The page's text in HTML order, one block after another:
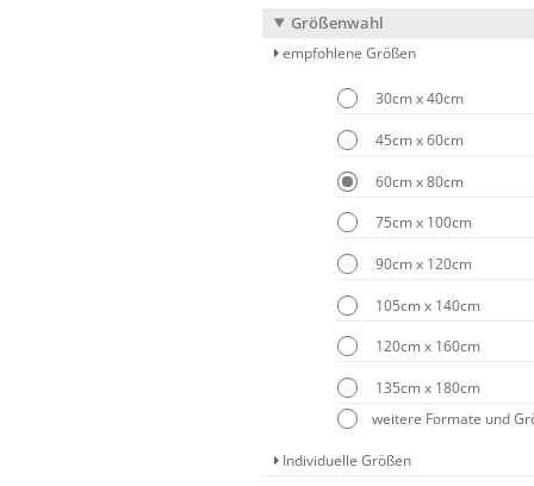
Größenwahl
empfohlene Größen
30cm x 40cm
45cm x 60cm
60cm x 80cm
75cm x 100cm
90cm x 120cm
105cm x 140cm
120cm x 160cm
135cm x 180cm
weitere Formate und
Individuelle Größen